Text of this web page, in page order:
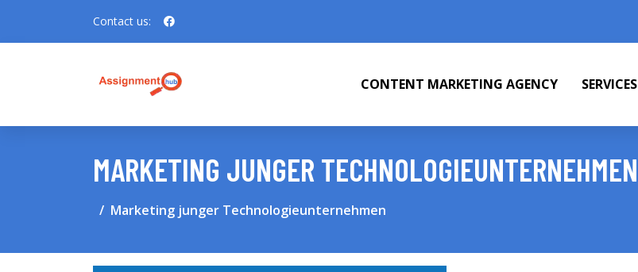
Contact us:
CONTENT MARKETING AGENCY SERVICES
MARKETING JUNGER TECHNOLOGIEUNTERNEHMEN
Marketing junger Technologieunternehmen